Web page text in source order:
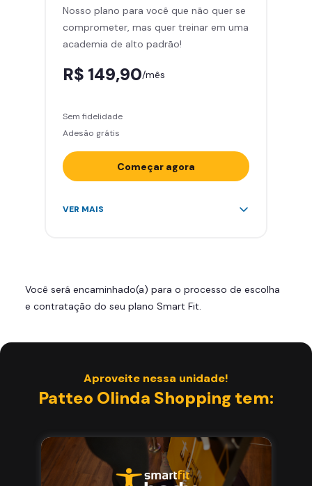
Skeelo App (Audiobook)*
Área de musculação e aeróbicos
Smart Fit App
Nosso plano para você que não quer se
comprometer, mas quer treinar em uma
academia de alto padrão!
R$ 149,90/mês
Sem fidelidade
Adesão grátis
Começar agora
Acesso ilimitado a +2.000
Skeelo App (Audiobook)*
Área de musculação e aeróbicos
VER MAIS
Você será encaminhado(a) para o processo de escolha
e contratação do seu plano Smart Fit.
Aproveite nessa unidade!
Patteo Olinda Shopping tem: